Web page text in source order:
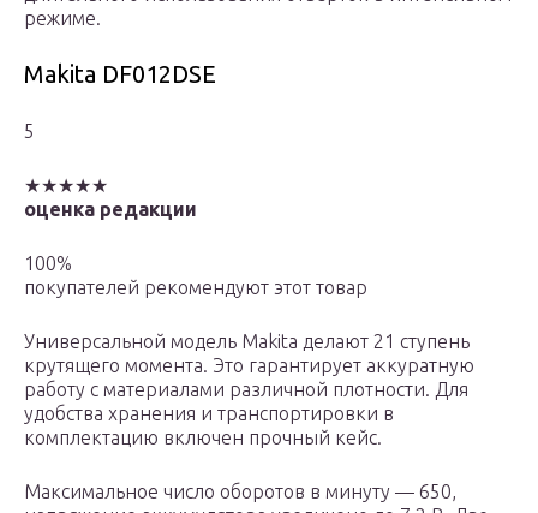
режиме.
Makita DF012DSE
5
★★★★★
оценка редакции
100%
покупателей рекомендуют этот товар
Универсальной модель Makita делают 21 ступень
крутящего момента. Это гарантирует аккуратную
работу с материалами различной плотности. Для
удобства хранения и транспортировки в
комплектацию включен прочный кейс.
Максимальное число оборотов в минуту — 650,